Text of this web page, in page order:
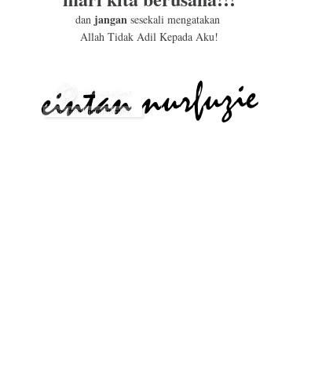
dan jangan sesekali mengatakan
Allah Tidak Adil Kepada Aku!